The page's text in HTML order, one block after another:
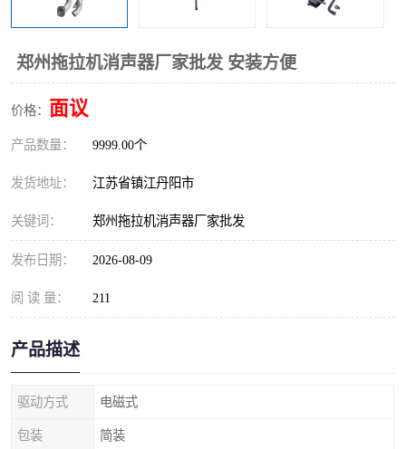
郑州拖拉机消声器厂家批发 安装方便
价格： 面议
产品数量： 9999.00个
发货地址： 江苏省镇江丹阳市
关键词： 郑州拖拉机消声器厂家批发
发布日期： 2026-08-09
阅 读 量： 211
产品描述
驱动方式 电磁式
包装 简装